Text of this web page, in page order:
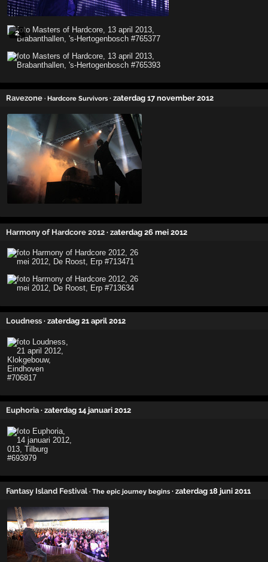
2
Ravezone · Hardcore Survivors · zaterdag 17 november 2012
Harmony of Hardcore 2012 · zaterdag 26 mei 2012
Loudness · zaterdag 21 april 2012
Euphoria · zaterdag 14 januari 2012
Fantasy Island Festival · The epic journey begins · zaterdag 18 juni 2011